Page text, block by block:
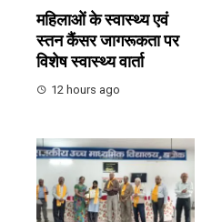
महिलाओं के स्वास्थ्य एवं
स्तन कैंसर जागरूकता पर
विशेष स्वास्थ्य वार्ता
12 hours ago